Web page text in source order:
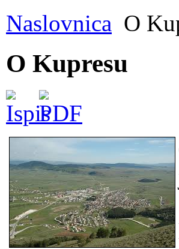
Naslovnica O
O Kupresu